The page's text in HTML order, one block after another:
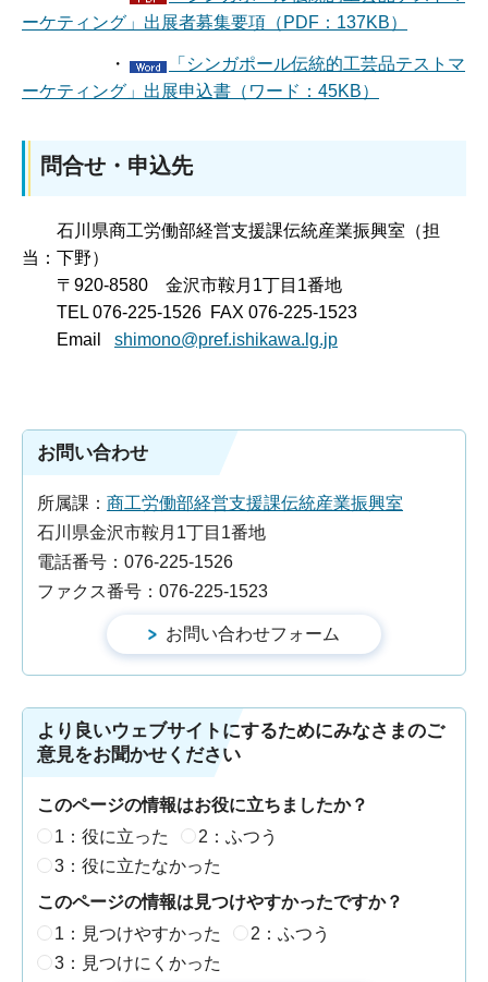
ーケティング」出展者募集要項（PDF：137KB）
・
「シンガポール伝統的工芸品テストマ
ーケティング」出展申込書（ワード：45KB）
問合せ・申込先
石川県商工労働部経営支援課伝統産業振興室（担
当：下野）
〒920-8580 金沢市鞍月1丁目1番地
TEL 076-225-1526 FAX 076-225-1523
Email shimono@pref.ishikawa.lg.jp
お問い合わせ
所属課： 商工労働部経営支援課伝統産業振興室
石川県金沢市鞍月1丁目1番地
電話番号：076-225-1526
ファクス番号：076-225-1523
より良いウェブサイトにするためにみなさまのご
意見をお聞かせください
このページの情報はお役に立ちましたか？
1：役に立った
2：ふつう
3：役に立たなかった
このページの情報は見つけやすかったですか？
1：見つけやすかった
2：ふつう
3：見つけにくかった